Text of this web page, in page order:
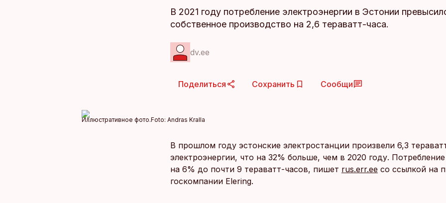
В 2021 году потребление электроэнергии в Эстонии
собственное производство на 2,6 тераватт-часа.
dv.ee
Поделиться Сохранить Сообщи
Иллюстративное фото.Foto: Andras Kralla
В прошлом году эстонские электростанции произвели 6,3
электроэнергии, что на 32% больше, чем в 2020 году.
на 6% до почти 9 тераватт-часов, пишет rus.err.ee со ссылкой на
госкомпании Elering.